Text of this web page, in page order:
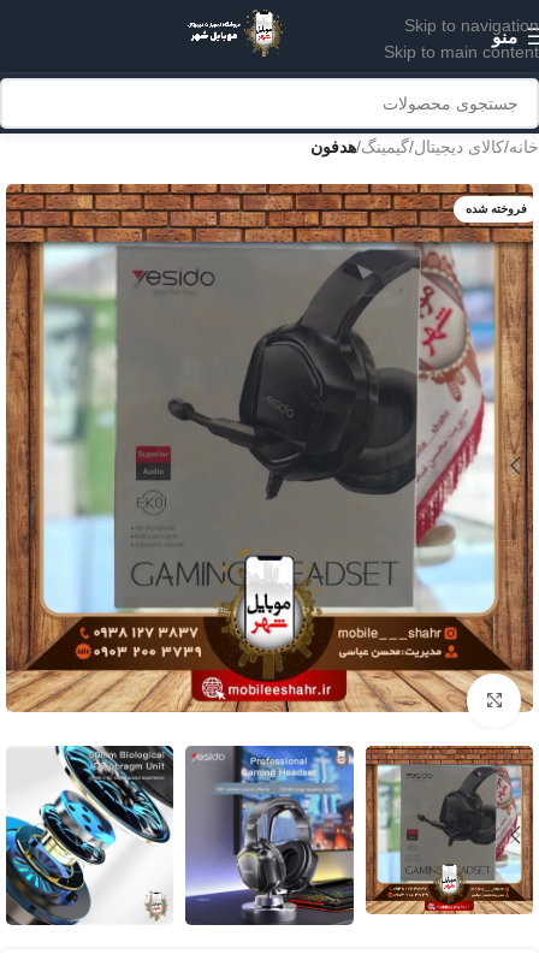
Skip to navigation
Skip to main content
منو
خانه کالای دیجیتال گیمینگ هدفون
فروخته شده
برای بزرگنمایی کلیک کنید